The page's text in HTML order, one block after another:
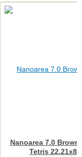
Nanoarea 7.0
Tetris